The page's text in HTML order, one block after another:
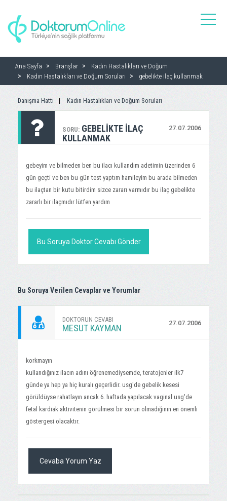
toggle
Ana Sayfa Branşlar
Kadın Hastalıkları ve Doğum
Kadın Hastalıkları ve Doğum Soruları
gebelikte ilaç kullanmak
Danışma Hattı Kadın Hastalıkları ve Doğum Soruları
SORU: 27.07.2006
GEBELIKTE ILAÇ
KULLANMAK
gebeyim ve bilmeden ben bu ilacı kullandım adetimin üzerinden 6
gün geçti ve ben bu gün test yaptım hamileyim bu arada bilmeden
bu ilaçtan bir kutu bitirdim sizce zararı varmıdır bu ilaç gebelikte
zararlı bir ilaçmıdır lütfen yardım
Bu Soruya Doktor Cevabı Gönder
Bu Soruya Verilen Cevaplar ve Yorumlar
DOKTORUN CEVABI
MESUT KAYMAN 27.07.2006
korkmayın
kullandığınız ilacın adını öğrenemediysemde, teratojenler ilk7
günde ya hep ya hiç kuralı geçerlidir. usg'de gebelik kesesi
görüldüyse rahatlayın ancak 6. haftada yapılacak vaginal usg'de
fetal kardiak aktivitenin görülmesi bir sorun olmadığının en önemli
göstergesi olacaktır.
Cevaba Yorum Yaz